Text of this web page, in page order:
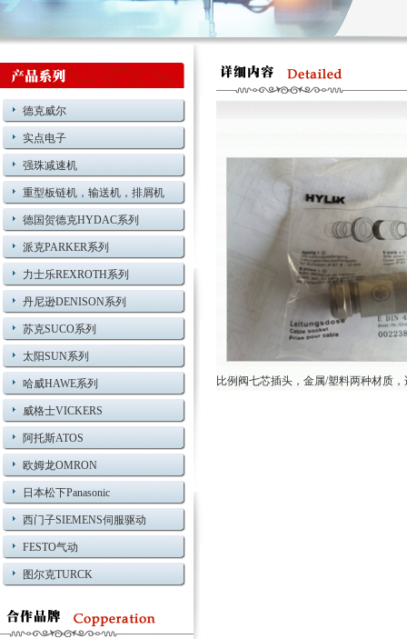
德克威尔
实点电子
强珠减速机
重型板链机，输送机，排屑机
德国贺德克HYDAC系列
派克PARKER系列
力士乐REXROTH系列
丹尼逊DENISON系列
苏克SUCO系列
太阳SUN系列
哈威HAWE系列
威格士VICKERS
阿托斯ATOS
欧姆龙OMRON
日本松下Panasonic
西门子SIEMENS伺服驱动
FESTO气动
图尔克TURCK
比例阀七芯插头，金属/塑料两种材质